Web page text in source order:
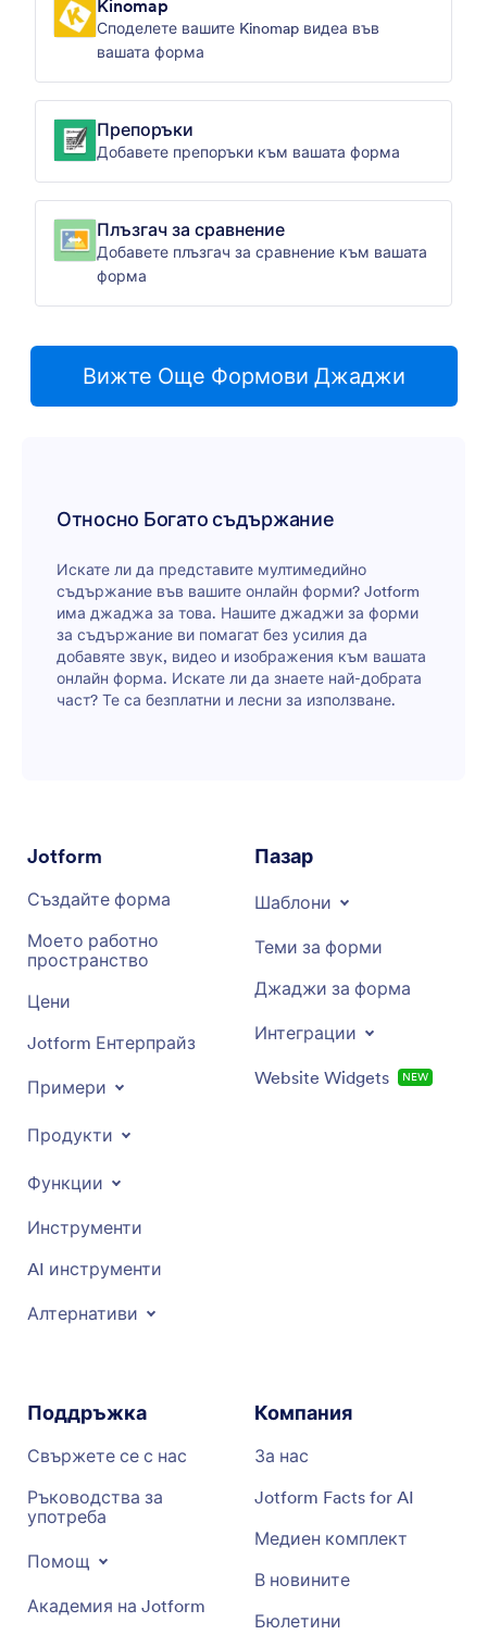
Kinomap
Споделете вашите Kinomap видеа във
вашата форма
Препоръки
Добавете препоръки към вашата форма
Плъзгач за сравнение
Добавете плъзгач за сравнение към вашата
форма
Вижте Още Формови Джаджи
Относно Богато съдържание
Искате ли да представите мултимедийно
съдържание във вашите онлайн форми? Jotform
има джаджа за това. Нашите джаджи за форми
за съдържание ви помагат без усилия да
добавяте звук, видео и изображения към вашата
онлайн форма. Искате ли да знаете най-добрата
част? Те са безплатни и лесни за използване.
Jotform
Създайте форма
Моето работно
пространство
Цени
Jotform Ентерпрайз
Примери
Продукти
Функции
Инструменти
AI инструменти
Алтернативи
Пазар
Шаблони
Теми за форми
Джаджи за форма
Интеграции
Website Widgets NEW
Поддръжка
Свържете се с нас
Ръководства за
употреба
Помощ
Академия на Jotform
Компания
За нас
Jotform Facts for AI
Медиен комплект
В новините
Бюлетини